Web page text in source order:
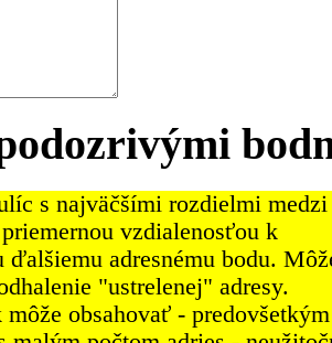
s najväčšími rozdielmi medzi
vzdialenosťou k
ďalšiemu adresnému bodu.
"ustrelenej" adresy.
môže obsahovať - predovšetkým